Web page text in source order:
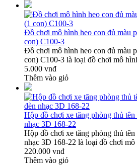
Đồ chơi mô hình heo con đủ màu
con) C100-3
Đồ chơi mô hình heo con đủ màu
con) C100-3 là loại đồ chơi mô
5.000 vnđ
Thêm vào giỏ
Hộp đồ chơi xe tăng phòng thủ
nhạc 3D 168-22
Hộp đồ chơi xe tăng phòng thủ
nhạc 3D 168-22 là loại đồ chơi mô
220.000 vnđ
Thêm vào giỏ